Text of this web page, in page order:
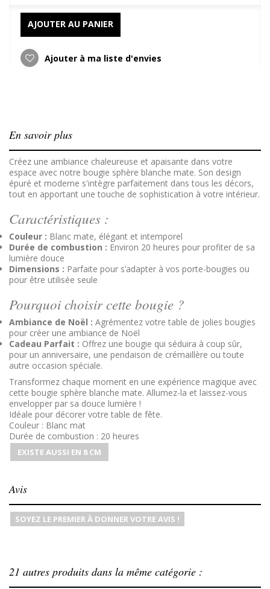
AJOUTER AU PANIER
Ajouter à ma liste d'envies
En savoir plus
Créez une ambiance chaleureuse et apaisante dans votre
espace avec notre bougie sphère blanche mate. Son design
épuré et moderne s'intègre parfaitement dans tous les décors,
tout en apportant une touche de sophistication à votre intérieur.
Caractéristiques :
Couleur : Blanc mate, élégant et intemporel
Durée de combustion : Environ 20 heures pour profiter de sa
lumière douce
Dimensions : Parfaite pour s’adapter à vos porte-bougies ou
pour être utilisée seule
Pourquoi choisir cette bougie ?
Ambiance de Noël : Agrémentez votre table de jolies bougies
pour créer une ambiance de Noël
Cadeau Parfait : Offrez une bougie qui séduira à coup sûr,
pour un anniversaire, une pendaison de crémaillère ou toute
autre occasion spéciale.
Transformez chaque moment en une expérience magique avec
cette bougie sphère blanche mate. Allumez-la et laissez-vous
envelopper par sa douce lumière !
Idéale pour décorer votre table de fête.
Couleur : Blanc mat
Durée de combustion : 20 heures
EXISTE AUSSI EN 8 CM
Avis
SOYEZ LE PREMIER À DONNER VOTRE AVIS !
21 autres produits dans la même catégorie :